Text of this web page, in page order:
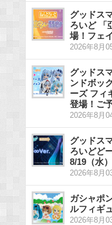
グッドス
ろいど 「
場！フェ
2026年8月
グッドス
ンドボッ
ーズ フィ
登場！ご
2026年8月
グッドス
ろいどど
8/19（水
2026年8月
ガシャポ
ルフィギ
2026年8月